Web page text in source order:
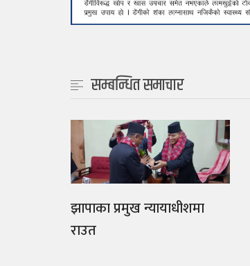
सम्बन्धित समाचार
झापाका प्रमुख न्यायाधीशमा
राउत